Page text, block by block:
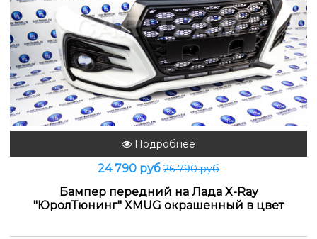
Подробнее
24 790 руб 26 790 руб
Бампер передний на Лада X-Ray
"ЮролТюнинг" XMUG окрашенный в цвет